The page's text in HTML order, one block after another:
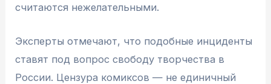
считаются нежелательными.
Эксперты отмечают, что подобные инциденты
ставят под вопрос свободу творчества в
России. Цензура комиксов — не единичный